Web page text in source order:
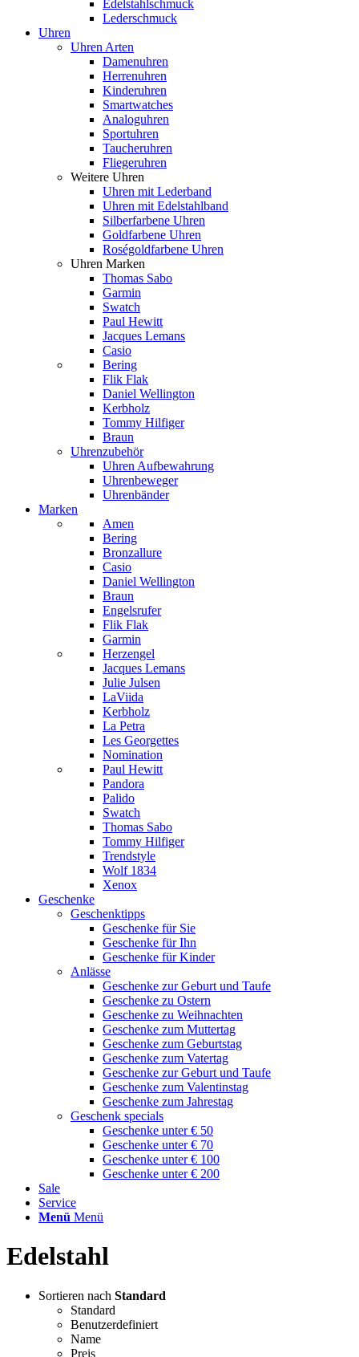
Edelstahlschmuck
Lederschmuck
Uhren
Uhren Arten
Damenuhren
Herrenuhren
Kinderuhren
Smartwatches
Analoguhren
Sportuhren
Taucheruhren
Fliegeruhren
Weitere Uhren
Uhren mit Lederband
Uhren mit Edelstahlband
Silberfarbene Uhren
Goldfarbene Uhren
Roségoldfarbene Uhren
Uhren Marken
Thomas Sabo
Garmin
Swatch
Paul Hewitt
Jacques Lemans
Casio
Bering
Flik Flak
Daniel Wellington
Kerbholz
Tommy Hilfiger
Braun
Uhrenzubehör
Uhren Aufbewahrung
Uhrenbeweger
Uhrenbänder
Marken
Amen
Bering
Bronzallure
Casio
Daniel Wellington
Braun
Engelsrufer
Flik Flak
Garmin
Herzengel
Jacques Lemans
Julie Julsen
LaViida
Kerbholz
La Petra
Les Georgettes
Nomination
Paul Hewitt
Pandora
Palido
Swatch
Thomas Sabo
Tommy Hilfiger
Trendstyle
Wolf 1834
Xenox
Geschenke
Geschenktipps
Geschenke für Sie
Geschenke für Ihn
Geschenke für Kinder
Anlässe
Geschenke zur Geburt und Taufe
Geschenke zu Ostern
Geschenke zu Weihnachten
Geschenke zum Muttertag
Geschenke zum Geburtstag
Geschenke zum Vatertag
Geschenke zur Geburt und Taufe
Geschenke zum Valentinstag
Geschenke zum Jahrestag
Geschenk specials
Geschenke unter € 50
Geschenke unter € 70
Geschenke unter € 100
Geschenke unter € 200
Sale
Service
Menü Menü
Edelstahl
Sortieren nach Standard
Standard
Benutzerdefiniert
Name
Preis